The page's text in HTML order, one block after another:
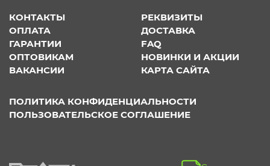
КОНТАКТЫ
РЕКВИЗИТЫ
ОПЛАТА
ДОСТАВКА
ГАРАНТИИ
FAQ
ОПТОВИКАМ
НОВИНКИ И АКЦИИ
ВАКАНСИИ
КАРТА САЙТА
ПОЛИТИКА КОНФИДЕНЦИАЛЬНОСТИ
ПОЛЬЗОВАТЕЛЬСКОЕ СОГЛАШЕНИЕ